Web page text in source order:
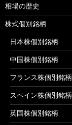
相場の歴史
株式個別銘柄
日本株個別銘柄
中国株個別銘柄
フランス株個別銘柄
スペイン株個別銘柄
英国株個別銘柄